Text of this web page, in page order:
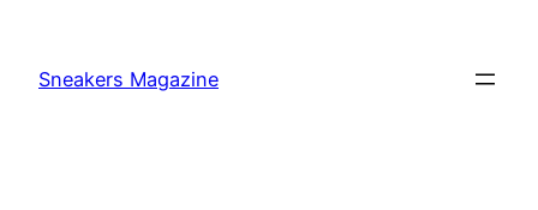
content
Sneakers Magazine